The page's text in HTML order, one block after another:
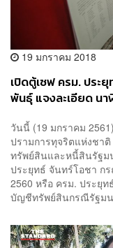
19 มกราคม 2018
เปิดตู้เซฟ ครม. ประ
พันธุ์ แจงละเอียด น
วันนี้ (19 มกราคม
ปรามการทุจริตแห่งชา
ทรัพย์สินและหนี้สินรัฐม
ประยุทธ์ จันทร์โอชา ก
2560 หรือ ครม. ประยุ
บัญชีทรัพย์สินกรณีรัฐมน